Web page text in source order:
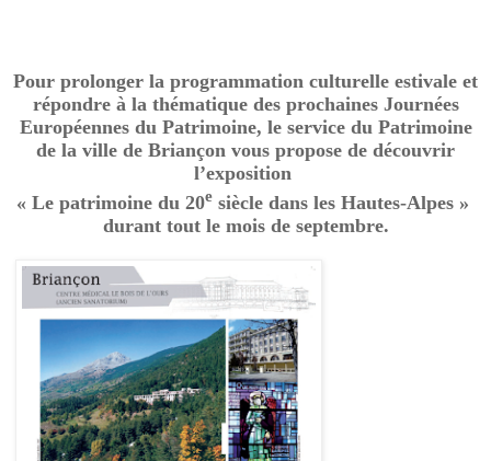
Pour prolonger la programmation culturelle estivale et
répondre à la thématique des prochaines Journées
Européennes du Patrimoine, le service du Patrimoine
de la ville de Briançon vous propose de découvrir
l’exposition
« Le patrimoine du 20e siècle dans les Hautes-Alpes »
durant tout le mois de septembre.